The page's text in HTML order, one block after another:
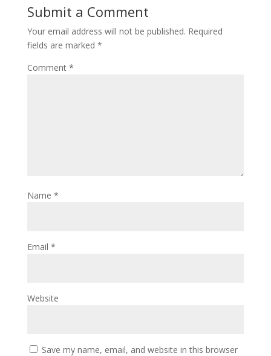
Submit a Comment
Your email address will not be published. Required
fields are marked *
Comment *
Name *
Email *
Website
Save my name, email, and website in this browser